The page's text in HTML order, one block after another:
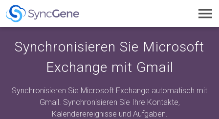
Synchronisieren Sie Microsoft
Exchange mit Gmail
Synchronisieren Sie Microsoft Exchange automatisch mit
Gmail. Synchronisieren Sie Ihre Kontakte,
Kalenderereignisse und Aufgaben.